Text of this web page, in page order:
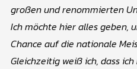
großen und renommierten
Ich möchte hier alles geben,
Chance auf die nationale
Gleichzeitig weiß ich, dass